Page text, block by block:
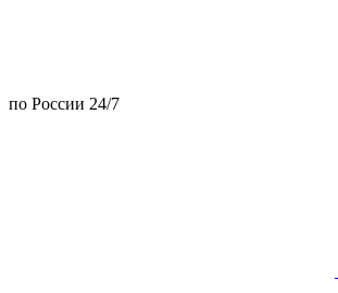
по России 24/7